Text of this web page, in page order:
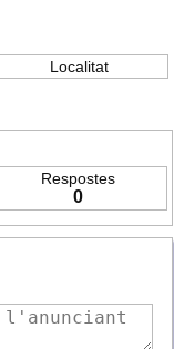
Localitat
Respostes
0